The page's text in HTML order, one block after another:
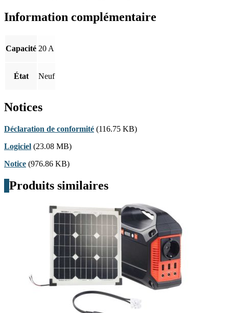
Information complémentaire
Capacité 20 A
État Neuf
Notices
Déclaration de conformité (116.75 KB)
Logiciel (23.08 MB)
Notice (976.86 KB)
Produits similaires